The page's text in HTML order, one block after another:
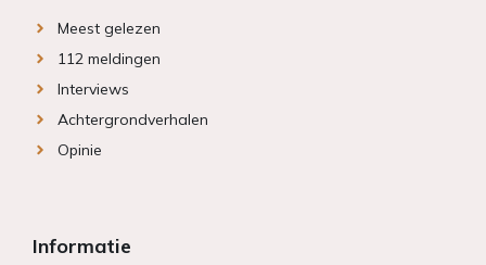
Meest gelezen
112 meldingen
Interviews
Achtergrondverhalen
Opinie
Informatie